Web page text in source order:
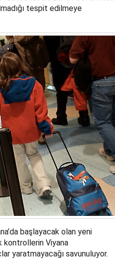
tespit edilmeye
başlayacak olan yeni
kontrollerin Viyana
yaratmayacağı savunuluyor.